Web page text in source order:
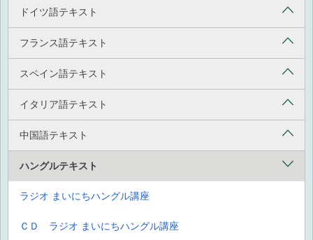
ドイツ語テキスト
フランス語テキスト
スペイン語テキスト
イタリア語テキスト
中国語テキスト
ハングルテキスト
ラジオ まいにちハングル講座
ＣＤ ラジオ まいにちハングル講座